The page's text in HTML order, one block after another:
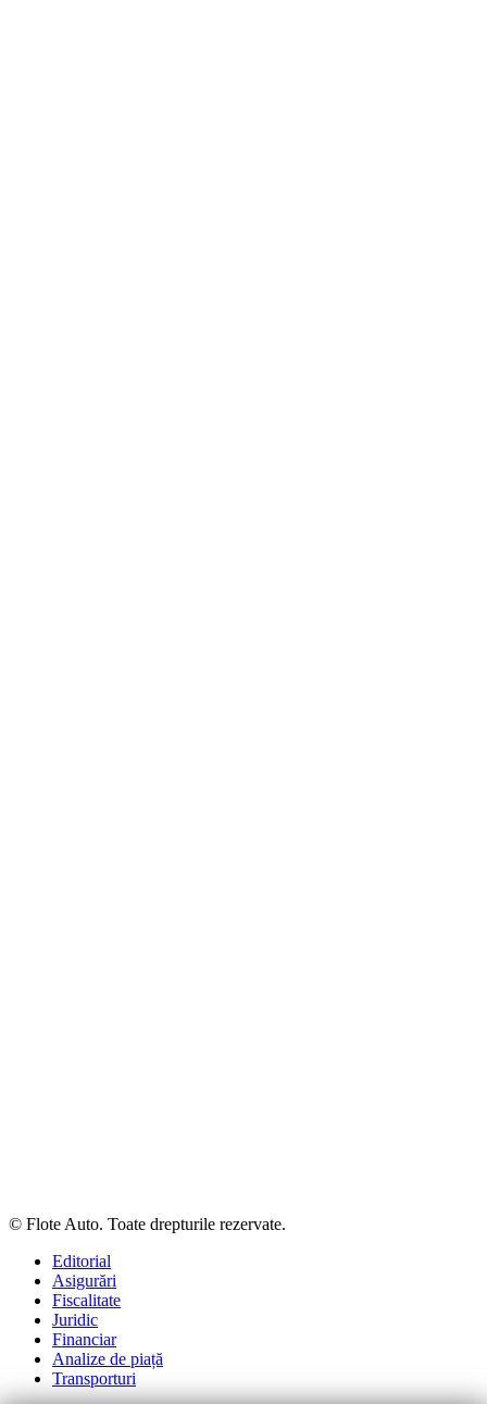
© Flote Auto. Toate drepturile rezervate.
Editorial
Asigurări
Fiscalitate
Juridic
Financiar
Analize de piață
Transporturi